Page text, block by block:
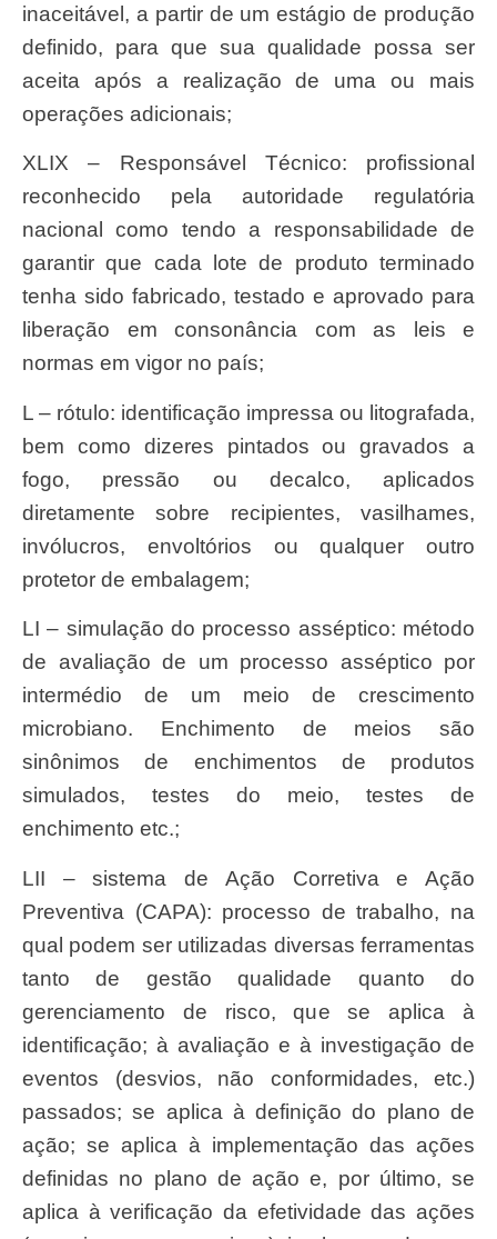
inaceitável, a partir de um estágio de produção
definido, para que sua qualidade possa ser
aceita após a realização de uma ou mais
operações adicionais;
XLIX – Responsável Técnico: profissional
reconhecido pela autoridade regulatória
nacional como tendo a responsabilidade de
garantir que cada lote de produto terminado
tenha sido fabricado, testado e aprovado para
liberação em consonância com as leis e
normas em vigor no país;
L – rótulo: identificação impressa ou litografada,
bem como dizeres pintados ou gravados a
fogo, pressão ou decalco, aplicados
diretamente sobre recipientes, vasilhames,
invólucros, envoltórios ou qualquer outro
protetor de embalagem;
LI – simulação do processo asséptico: método
de avaliação de um processo asséptico por
intermédio de um meio de crescimento
microbiano. Enchimento de meios são
sinônimos de enchimentos de produtos
simulados, testes do meio, testes de
enchimento etc.;
LII – sistema de Ação Corretiva e Ação
Preventiva (CAPA): processo de trabalho, na
qual podem ser utilizadas diversas ferramentas
tanto de gestão qualidade quanto do
gerenciamento de risco, que se aplica à
identificação; à avaliação e à investigação de
eventos (desvios, não conformidades, etc.)
passados; se aplica à definição do plano de
ação; se aplica à implementação das ações
definidas no plano de ação e, por último, se
aplica à verificação da efetividade das ações